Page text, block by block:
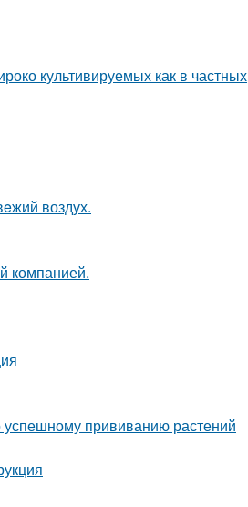
культивируемых как в частных
воздух.
компанией.
успешному прививанию растений